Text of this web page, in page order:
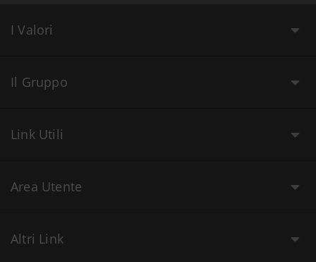
I Valori
Il Gruppo
Link Utili
Area Utente
Altri Link